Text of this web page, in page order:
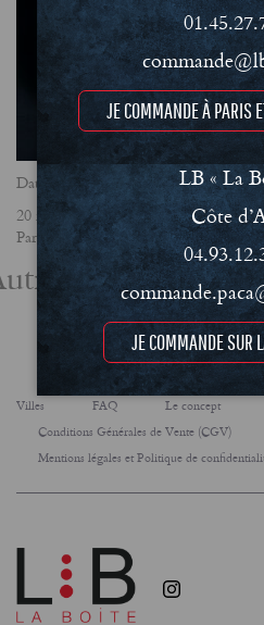
Date
20 mars 2025
Partager
actualités
Villes FAQ Le concept
Conditions Générales de Vente (CGV)
Mentions légales et Politique de
JE COMMANDE À PARIS
LB « La
Côte
JE COMMANDE SUR